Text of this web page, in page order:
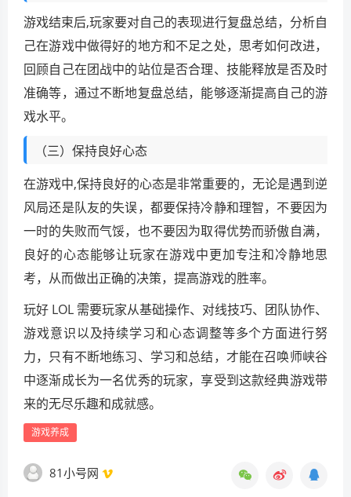
游戏结束后,玩家要对自己的表现进行复盘总结，分析自
己在游戏中做得好的地方和不足之处，思考如何改进，
回顾自己在团战中的站位是否合理、技能释放是否及时
准确等，通过不断地复盘总结，能够逐渐提高自己的游
戏水平。
（三）保持良好心态
在游戏中,保持良好的心态是非常重要的，无论是遇到逆
风局还是队友的失误，都要保持冷静和理智，不要因为
一时的失败而气馁，也不要因为取得优势而骄傲自满，
良好的心态能够让玩家在游戏中更加专注和冷静地思
考，从而做出正确的决策，提高游戏的胜率。
玩好 LOL 需要玩家从基础操作、对线技巧、团队协作、
游戏意识以及持续学习和心态调整等多个方面进行努
力，只有不断地练习、学习和总结，才能在召唤师峡谷
中逐渐成长为一名优秀的玩家，享受到这款经典游戏带
来的无尽乐趣和成就感。
游戏养成
81小号网